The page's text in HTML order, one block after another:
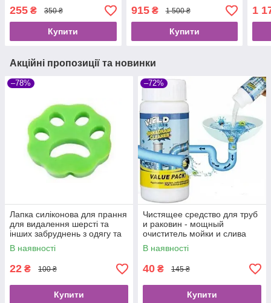
тримач WO 30
255 ₴ 350 ₴
Купити
АРАБСЬКІ+ТОЧКИ
915₴ 1 500 ₴
Купити
60
1
Акційні пропозиції та новинки
–78%
Лапка силіконова для прання
для видалення шерсті та
інших забруднень з одягу та
меблів
В наявності
22 ₴ 100 ₴
Купити
–72%
Чистящее средство для труб
и раковин - мощный
очиститель мойки и слива
Wild Tornado Sink Drain
Cleaner
В наявності
40 ₴ 145 ₴
Купити